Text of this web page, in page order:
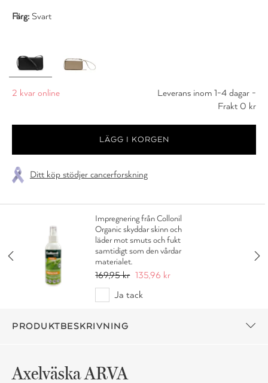
Färg: Svart
2 kvar online
Leverans inom 1-4 dagar -
Frakt 0 kr
Ditt köp stödjer cancerforskning
Impregnering från Collonil
Organic skyddar skinn och
läder mot smuts och fukt
samtidigt som den vårdar
materialet.
169,95 kr 135,96 kr
Ja tack
PRODUKTBESKRIVNING
Axelväska ARVA